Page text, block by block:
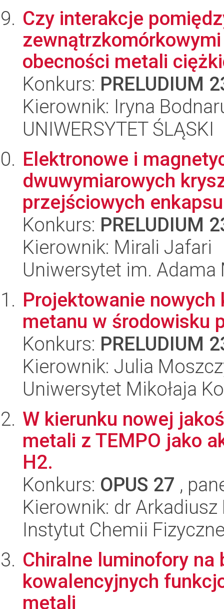
Czy interakcje
obecności metali
Konkurs: PRELUDIUM
Kierownik: Iryna
UNIWERSYTET ŚLĄSKI
Elektronowe i
dwuwymiarowych
przejściowych
Konkurs: PRELUDIUM
Kierownik: Mirali Jafari
Uniwersytet im.
Projektowanie
metanu w środowisku
Konkurs: PRELUDIUM
Kierownik: Julia
Uniwersytet Mikołaja
W kierunku nowej
metali z TEMPO jako
H2.
Konkurs: OPUS 27 ,
Kierownik: dr
Instytut Chemii
Chiralne luminofory
kowalencyjnych
metali